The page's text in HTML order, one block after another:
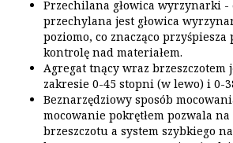
Przechilana głowica wyrzynarki -
przechylana jest głowica
poziomo, co znacząco przyśpiesza
kontrolę nad materiałem.
Agregat tnący wraz brzeszczotem
zakresie 0-45 stopni (w lewo) i 0-
Beznarzędziowy sposób
mocowanie pokrętłem pozwala
brzeszczotu a system szybkiego